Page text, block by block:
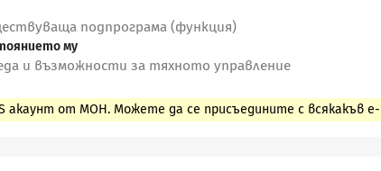
подпрограма (функция)
му
и възможности за тяхното управление
акаунт от МОН. Можете да се присъедините с всякакъв